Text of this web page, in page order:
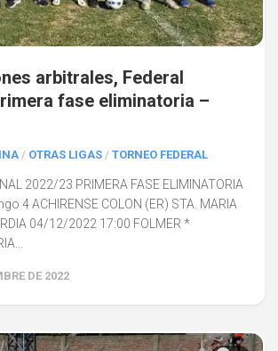
arbitrales, Federal
fase eliminatoria –
/ OTRAS LIGAS / TORNEO FEDERAL
2022/23 PRIMERA FASE ELIMINATORIA
4 ACHIRENSE COLON (ER) STA. MARIA
04/12/2022 17:00 FOLMER *
DE 2022